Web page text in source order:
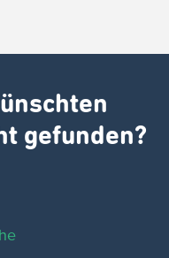
gefunden?